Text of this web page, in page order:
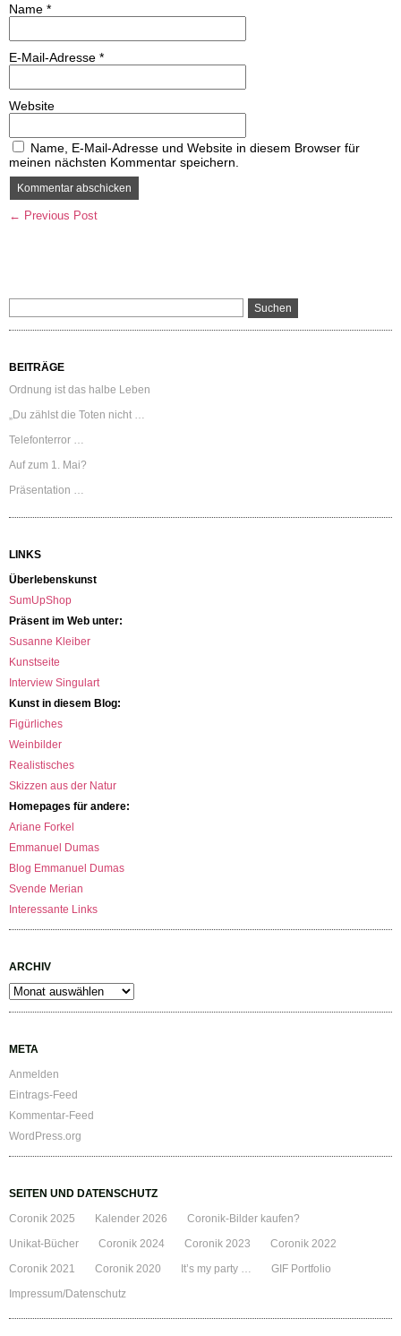
Name *
E-Mail-Adresse *
Website
Name, E-Mail-Adresse und Website in diesem Browser für
meinen nächsten Kommentar speichern.
← Previous Post
BEITRÄGE
Ordnung ist das halbe Leben
„Du zählst die Toten nicht …
Telefonterror …
Auf zum 1. Mai?
Präsentation …
LINKS
Überlebenskunst
SumUpShop
Präsent im Web unter:
Susanne Kleiber
Kunstseite
Interview Singulart
Kunst in diesem Blog:
Figürliches
Weinbilder
Realistisches
Skizzen aus der Natur
Homepages für andere:
Ariane Forkel
Emmanuel Dumas
Blog Emmanuel Dumas
Svende Merian
Interessante Links
ARCHIV
Archiv
META
Anmelden
Eintrags-Feed
Kommentar-Feed
WordPress.org
SEITEN UND DATENSCHUTZ
Coronik 2025
Kalender 2026
Coronik-Bilder kaufen?
Unikat-Bücher
Coronik 2024 Coronik 2023
Coronik 2022
Coronik 2021
Coronik 2020 It’s my party …
GIF Portfolio
Impressum/Datenschutz